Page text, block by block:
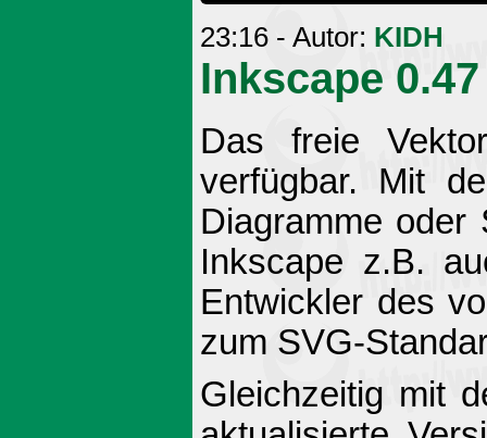
23:16 - Autor: KIDH
Inkscape 0.47
Das freie
verfügbar. Mit
Diagramme oder
Inkscape z.B.
Entwickler des
zum SVG-
Gleichzeitig mit